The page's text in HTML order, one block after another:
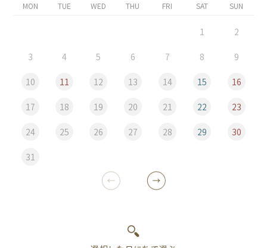
MON TUE WED THU FRI SAT SUN
1 2
3 4 5 6 7 8 9
10 11 12 13 14 15 16
17 18 19 20 21 22 23
24 25 26 27 28 29 30
31